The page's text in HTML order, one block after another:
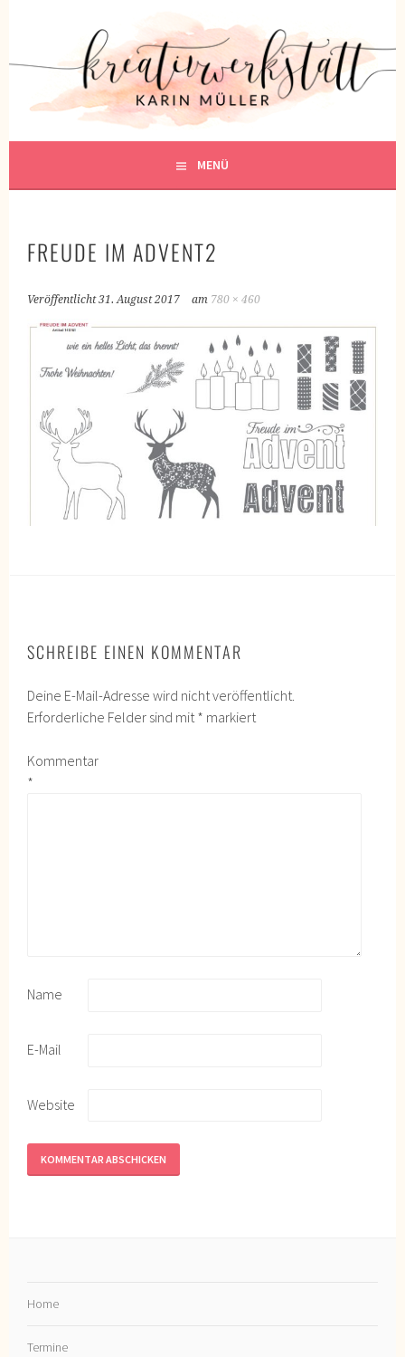
KREATIVWERKSTATT
KREATIV SEIN
MENÜ
FREUDE IM ADVENT2
Veröffentlicht31. August 2017 am 780 × 460
SCHREIBE EINEN KOMMENTAR
Deine E-Mail-Adresse wird nicht veröffentlicht.
Erforderliche Felder sind mit * markiert
Kommentar
*
Name
E-Mail
Website
Home
Termine